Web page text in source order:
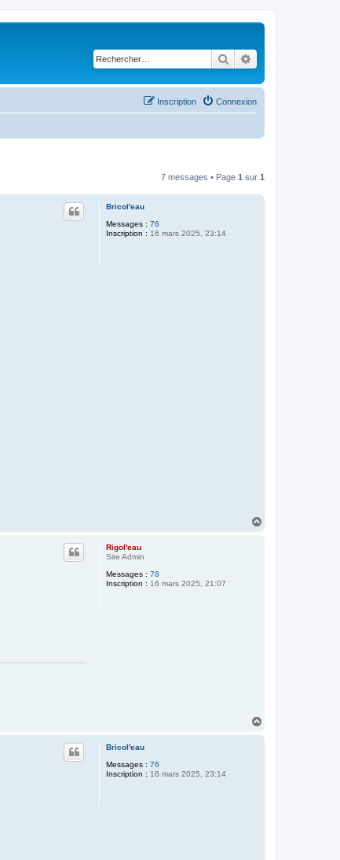
Rechercher
Connexion
Inscription
7 messages • Page 1 sur 1
Bricol'eau
Messages : 76
Inscription : 16 mars 2025, 23:14
Rigol'eau
Site Admin
Messages : 78
Inscription : 16 mars 2025, 21:07
Bricol'eau
Messages : 76
Inscription : 16 mars 2025, 23:14